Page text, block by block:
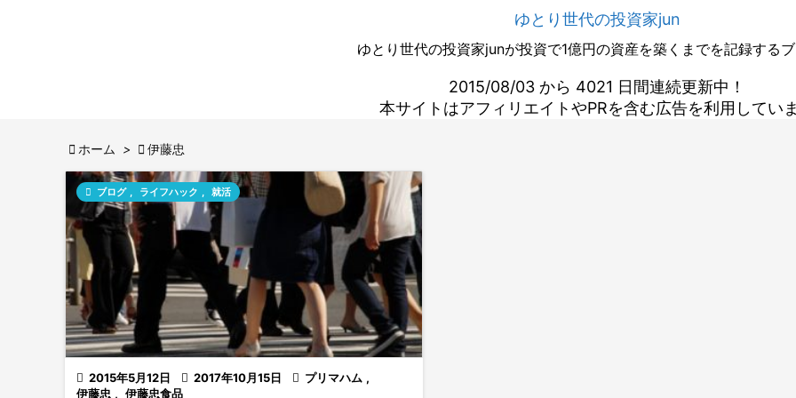
ゆとり世代の投資家jun
ゆとり世代の投資家junが投資で1億円の資産を築くまでを記録するブ
2015/08/03 から 4021 日間連続更新中！
本サイトはアフィリエイトやPRを含む広告を利用してい
 ホーム >  伊藤忠
 2015年5月12日  2017年10月15日
 ブログ , ライフハック , 就活
 プリマハム ,
伊藤忠 , 伊藤忠食品